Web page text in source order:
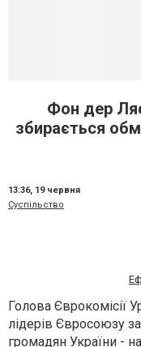
Фон дер
збирається
13:36, 19 червня
Суспільство
Голова Єврокомісії
лідерів Євросоюзу
громадян України -